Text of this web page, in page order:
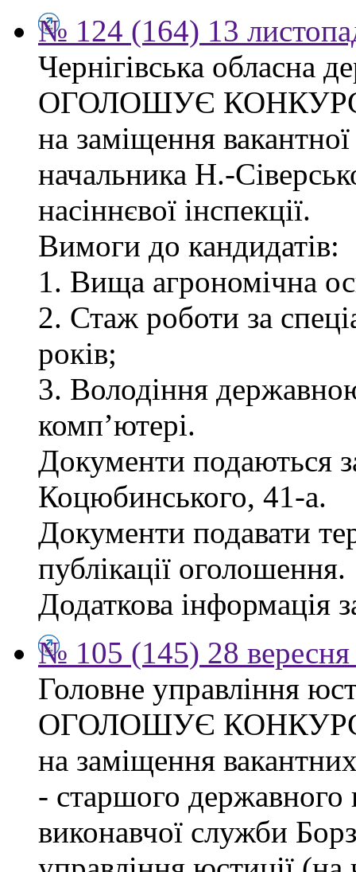
№ 124 (164) 13
Чернігівська обласна
ОГОЛОШУЄ
на заміщення
начальника Н.-
насіннєвої інспекції.
Вимоги до кандидатів:
1. Вища агрономічна
2. Стаж роботи за
років;
3. Володіння
комп’ютері.
Документи подаються
Коцюбинського, 41-а.
Документи подавати
публікації оголошення.
Додаткова інформація
№ 105 (145) 28 вересня
Головне управління
ОГОЛОШУЄ
на заміщення
- старшого державного
виконавчої служби